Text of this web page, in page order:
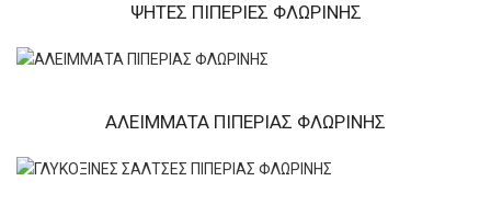
ΨΗΤΕΣ ΠΙΠΕΡΙΕΣ ΦΛΩΡΙΝΗΣ
ΑΛΕΙΜΜΑΤΑ ΠΙΠΕΡΙΑΣ ΦΛΩΡΙΝΗΣ